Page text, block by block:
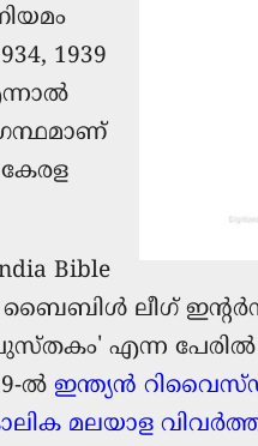
1939
Bible
ബൈബിൾ ലീഗ്
എന്ന
ൽ ഇന്ത്യൻ
മലയാള